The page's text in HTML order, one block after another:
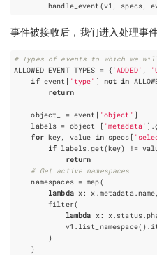
handle_event (v1 , specs,
事件被接收后，我们进入处理事
# Types of events to which we
ALLOWED_EVENT_TYPES
= { 'ADDED' ,
if event [ 'type' ] not in
return
object_ = event [ 'object' ]
labels = object_ [ 'metadata' ] .
for key, value in specs [
if labels.get(key) !=
return
# Get active namespaces
namespaces = map(
lambda x: x .metadata.name,
filter(
lambda x: x. status.
v1 . list_namespace() .
)
)